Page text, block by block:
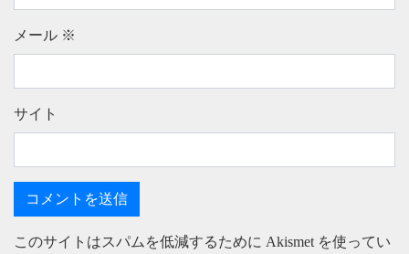
メール ※
サイト
このサイトはスパムを低減するために Akismet を使ってい